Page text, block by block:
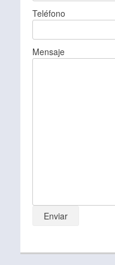
Teléfono
Mensaje